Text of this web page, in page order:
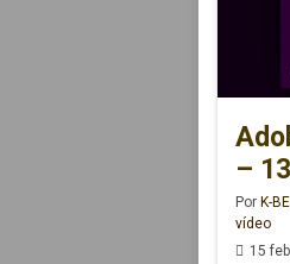
–
Por K-
vídeo
15